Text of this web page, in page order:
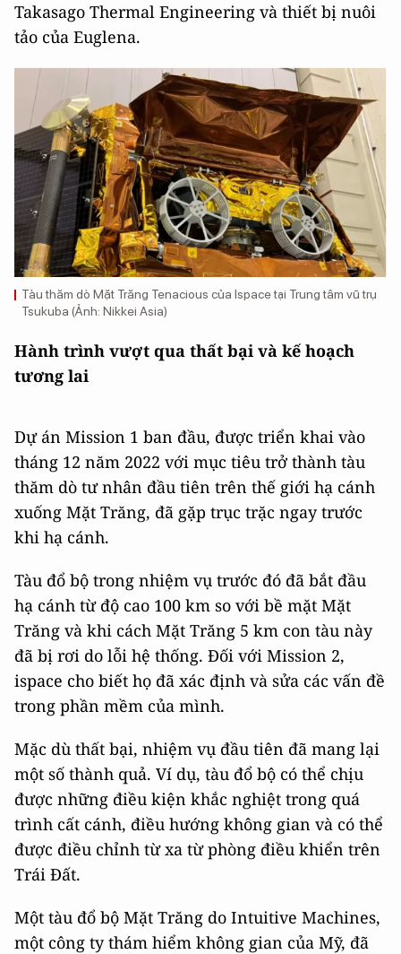
Takasago Thermal Engineering và thiết bị nuôi
tảo của Euglena.
Tàu thăm dò Mặt Trăng Tenacious của Ispace tại Trung tâm vũ trụ
Tsukuba (Ảnh: Nikkei Asia)
Hành trình vượt qua thất bại và kế hoạch
tương lai
Dự án Mission 1 ban đầu, được triển khai vào
tháng 12 năm 2022 với mục tiêu trở thành tàu
thăm dò tư nhân đầu tiên trên thế giới hạ cánh
xuống Mặt Trăng, đã gặp trục trặc ngay trước
khi hạ cánh.
Tàu đổ bộ trong nhiệm vụ trước đó đã bắt đầu
hạ cánh từ độ cao 100 km so với bề mặt Mặt
Trăng và khi cách Mặt Trăng 5 km con tàu này
đã bị rơi do lỗi hệ thống. Đối với Mission 2,
ispace cho biết họ đã xác định và sửa các vấn đề
trong phần mềm của mình.
Mặc dù thất bại, nhiệm vụ đầu tiên đã mang lại
một số thành quả. Ví dụ, tàu đổ bộ có thể chịu
được những điều kiện khắc nghiệt trong quá
trình cất cánh, điều hướng không gian và có thể
được điều chỉnh từ xa từ phòng điều khiển trên
Trái Đất.
Một tàu đổ bộ Mặt Trăng do Intuitive Machines,
một công ty thám hiểm không gian của Mỹ, đã